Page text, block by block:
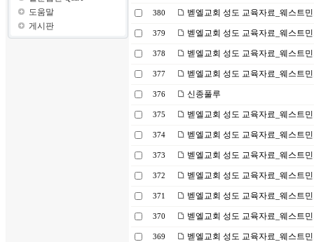
도움말
게시판
380 벧엘교회 성도 교육자료_웨스트
379 벧엘교회 성도 교육자료_웨스트
378 벧엘교회 성도 교육자료_웨스트
377 벧엘교회 성도 교육자료_웨스트
376 신종풀루
375 벧엘교회 성도 교육자료_웨스트
374 벧엘교회 성도 교육자료_웨스트
373 벧엘교회 성도 교육자료_웨스트
372 벧엘교회 성도 교육자료_웨스트
371 벧엘교회 성도 교육자료_웨스트
370 벧엘교회 성도 교육자료_웨스트
369 벧엘교회 성도 교육자료_웨스트